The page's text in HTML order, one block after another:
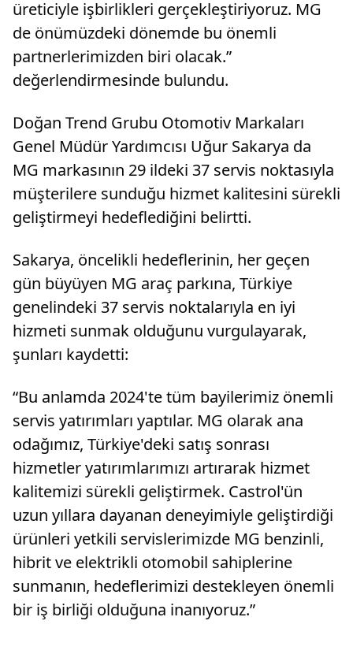
üreticiyle işbirlikleri gerçekleştiriyoruz. MG
de önümüzdeki dönemde bu önemli
partnerlerimizden biri olacak.”
değerlendirmesinde bulundu.
Doğan Trend Grubu Otomotiv Markaları
Genel Müdür Yardımcısı Uğur Sakarya da
MG markasının 29 ildeki 37 servis noktasıyla
müşterilere sunduğu hizmet kalitesini sürekli
geliştirmeyi hedeflediğini belirtti.
Sakarya, öncelikli hedeflerinin, her geçen
gün büyüyen MG araç parkına, Türkiye
genelindeki 37 servis noktalarıyla en iyi
hizmeti sunmak olduğunu vurgulayarak,
şunları kaydetti:
“Bu anlamda 2024'te tüm bayilerimiz önemli
servis yatırımları yaptılar. MG olarak ana
odağımız, Türkiye'deki satış sonrası
hizmetler yatırımlarımızı artırarak hizmet
kalitemizi sürekli geliştirmek. Castrol'ün
uzun yıllara dayanan deneyimiyle geliştirdiği
ürünleri yetkili servislerimizde MG benzinli,
hibrit ve elektrikli otomobil sahiplerine
sunmanın, hedeflerimizi destekleyen önemli
bir iş birliği olduğuna inanıyoruz.”